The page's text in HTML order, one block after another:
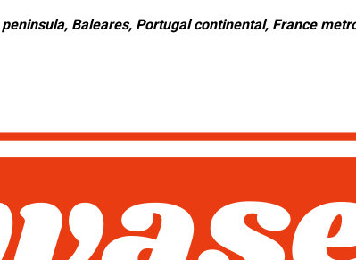
Baleares, Portugal continental, France